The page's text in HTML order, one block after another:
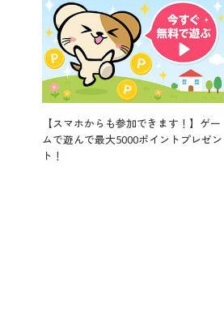
【スマホからも参加できます！】ゲー
ムで遊んで最大5000ポイントプレゼン
ト！